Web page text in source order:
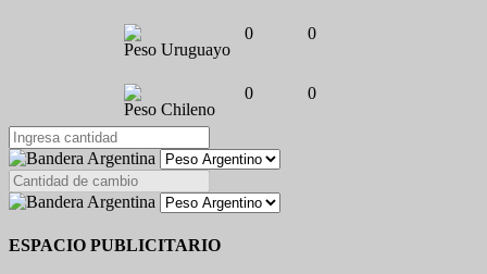
Peso Uruguayo
0 0
Peso Chileno
0 0
ESPACIO PUBLICITARIO